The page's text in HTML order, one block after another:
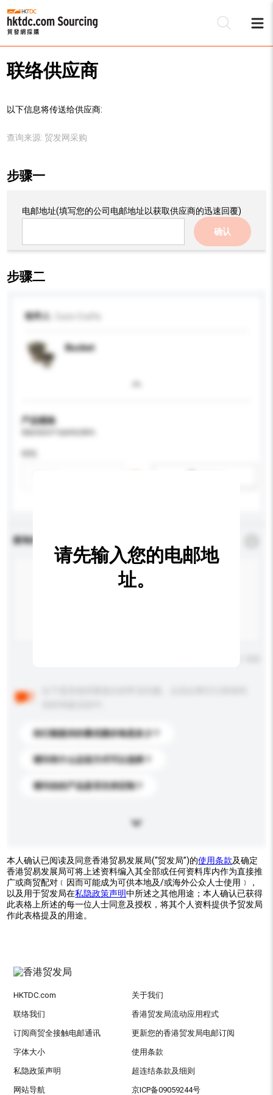
联络供应商
以下信息将传送给供应商:
查询来源: 贸发网采购
步骤一
电邮地址(填写您的公司电邮地址以获取供应商的迅速回覆)
确认
步骤二
收件人
Bucket
产品规格
查询内容
你们能提供的最优惠价格是多少？
请问有什么运送方式可以选择？
请问你的产品是否支持定制？
请先输入您的电邮地
址。
本人确认已阅读及同意香港贸易发展局(“贸发局”)的使用条款及确定
香港贸易发展局可将上述资料编入其全部或任何资料库内作为直接推
广或商贸配对﹝因而可能成为可供本地及/或海外公众人士使用﹞，
以及用于贸发局在私隐政策声明中所述之其他用途；本人确认已获得
此表格上所述的每一位人士同意及授权，将其个人资料提供予贸发局
作此表格提及的用途。
HKTDC.com 关于我们
联络我们 香港贸发局流动应用程式
订阅商贸全接触电邮通讯 更新您的香港贸发局电邮订阅
字体大小 使用条款
私隐政策声明 超连结条款及细则
网站导航 京ICP备09059244号